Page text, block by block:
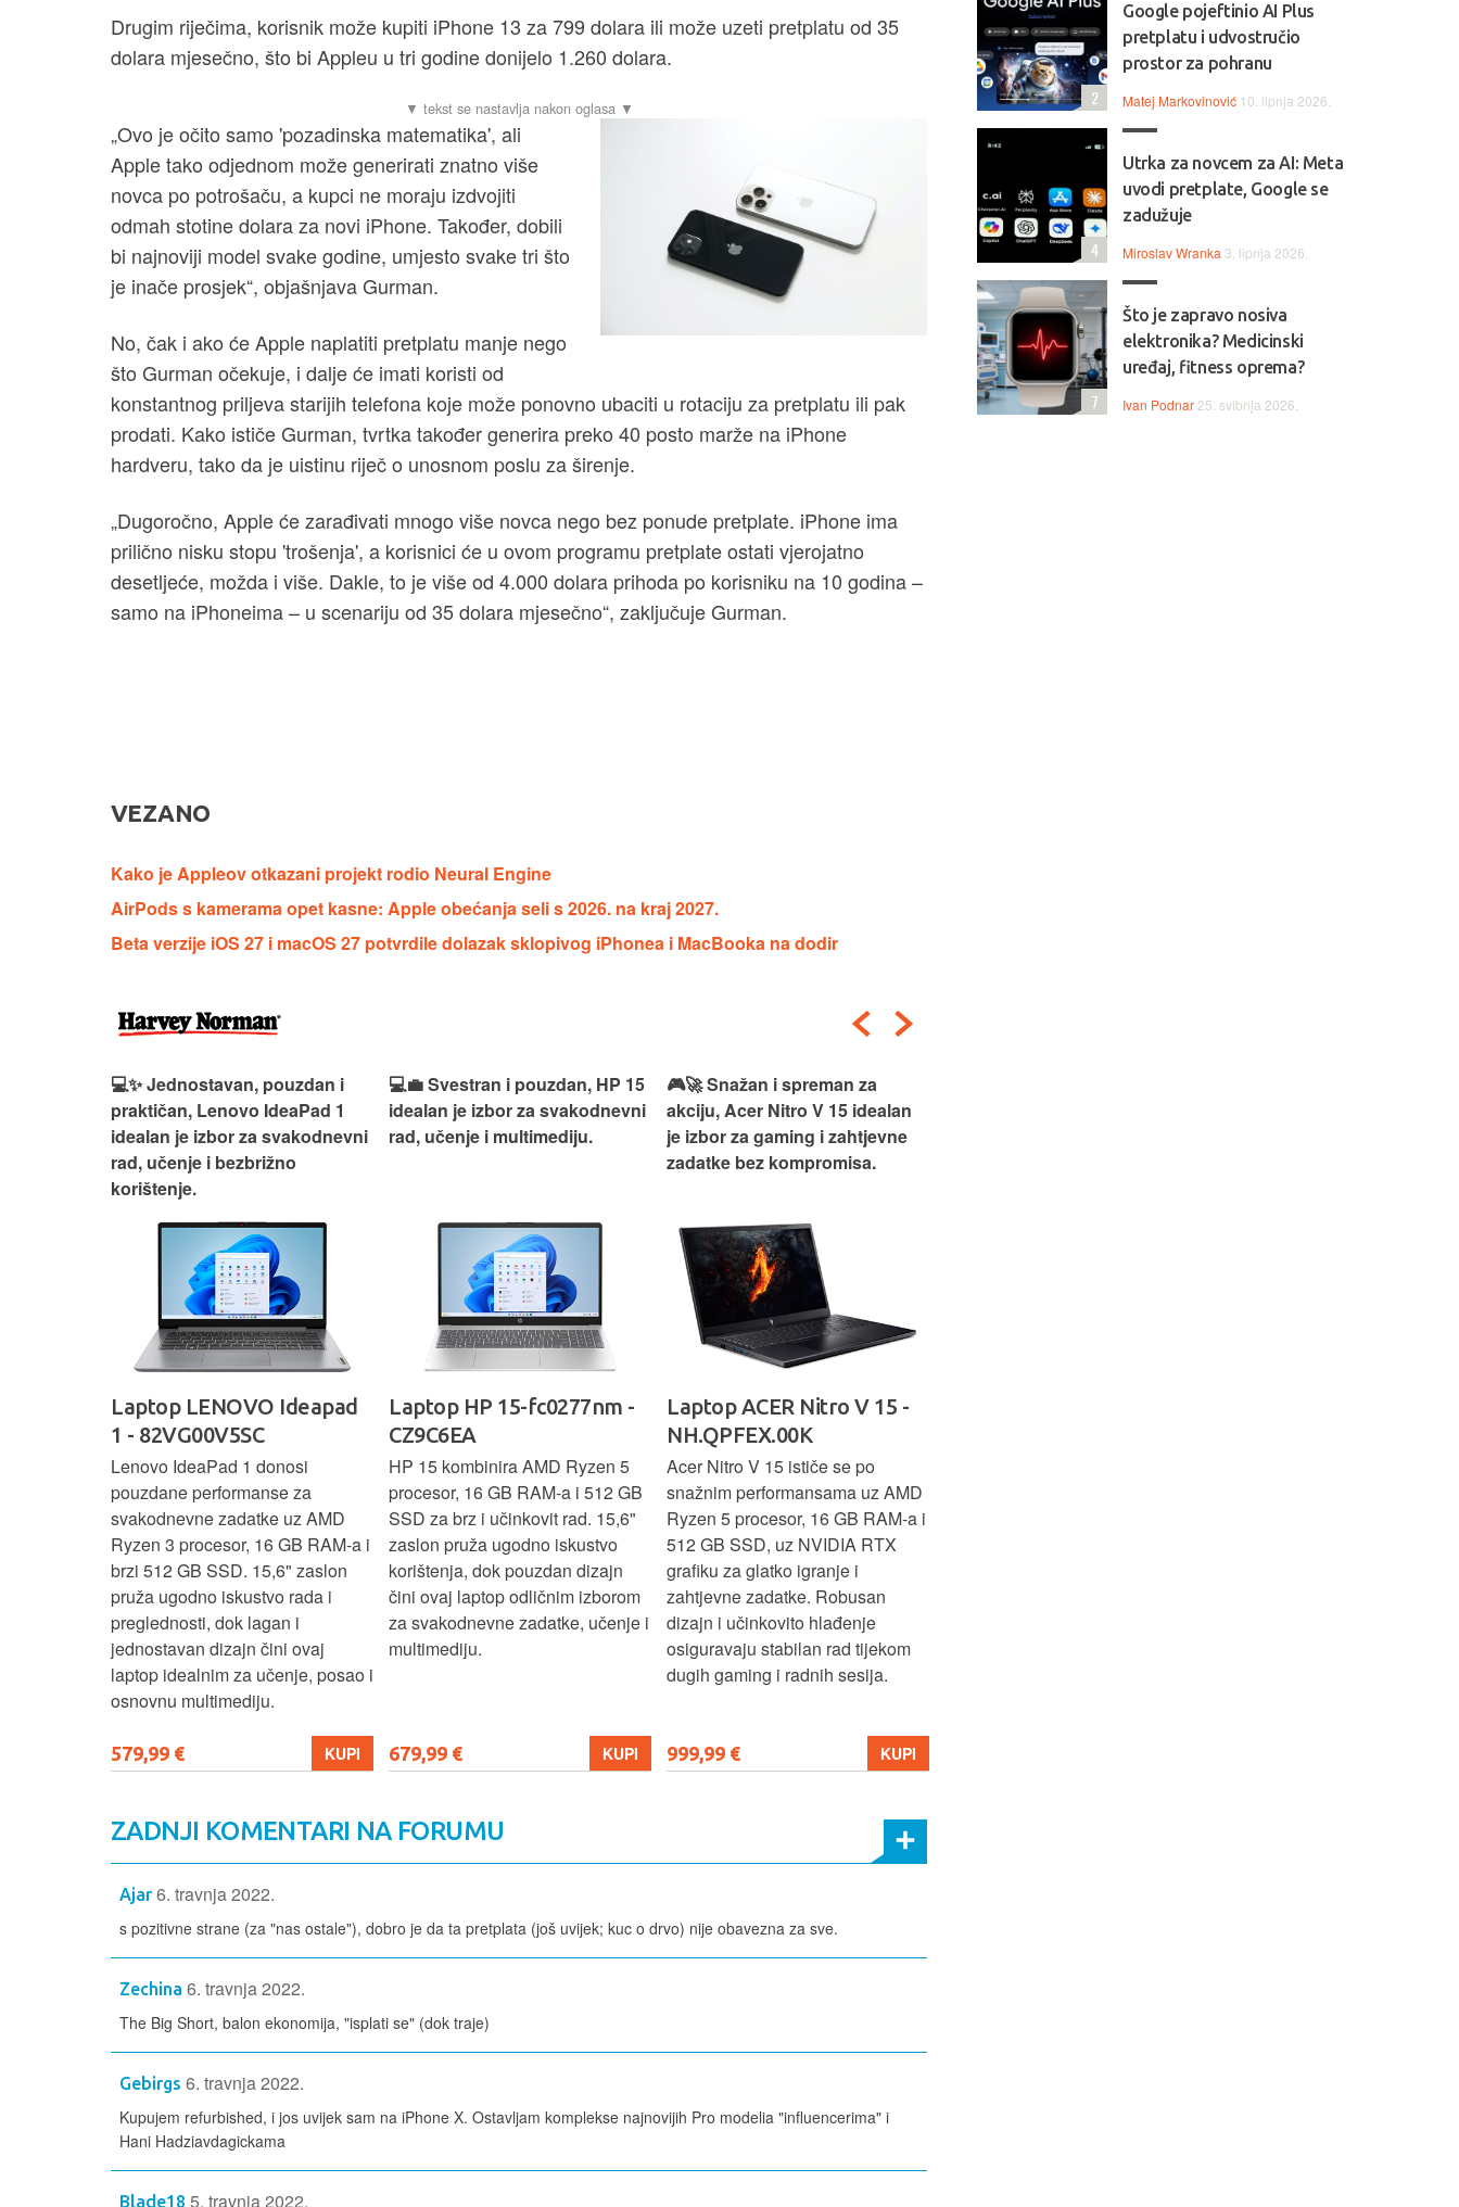
Drugim riječima, korisnik može kupiti iPhone 13 za 799 dolara ili može uzeti pretplatu od 35
dolara mjesečno, što bi Appleu u tri godine donijelo 1.260 dolara.
„Ovo je očito samo 'pozadinska matematika', ali
Apple tako odjednom može generirati znatno više
novca po potrošaču, a kupci ne moraju izdvojiti
odmah stotine dolara za novi iPhone. Također, dobili
bi najnoviji model svake godine, umjesto svake tri što
je inače prosjek“, objašnjava Gurman.
No, čak i ako će Apple naplatiti pretplatu manje nego
što Gurman očekuje, i dalje će imati koristi od
konstantnog priljeva starijih telefona koje može ponovno ubaciti u rotaciju za pretplatu ili pak
prodati. Kako ističe Gurman, tvrtka također generira preko 40 posto marže na iPhone
hardveru, tako da je uistinu riječ o unosnom poslu za širenje.
„Dugoročno, Apple će zarađivati mnogo više novca nego bez ponude pretplate. iPhone ima
prilično nisku stopu 'trošenja', a korisnici će u ovom programu pretplate ostati vjerojatno
desetljeće, možda i više. Dakle, to je više od 4.000 dolara prihoda po korisniku na 10 godina –
samo na iPhoneima – u scenariju od 35 dolara mjesečno“, zaključuje Gurman.
VEZANO
Kako je Appleov otkazani projekt rodio Neural Engine
AirPods s kamerama opet kasne: Apple obećanja seli s 2026. na kraj 2027.
Beta verzije iOS 27 i macOS 27 potvrdile dolazak sklopivog iPhonea i MacBooka na dodir
💻✨ Jednostavan, pouzdan i
praktičan, Lenovo IdeaPad 1
idealan je izbor za svakodnevni
rad, učenje i bezbrižno
korištenje.
Laptop LENOVO Ideapad
1 - 82VG00V5SC
Lenovo IdeaPad 1 donosi
pouzdane performanse za
svakodnevne zadatke uz AMD
Ryzen 3 procesor, 16 GB RAM-a i
brzi 512 GB SSD. 15,6" zaslon
pruža ugodno iskustvo rada i
preglednosti, dok lagan i
jednostavan dizajn čini ovaj
laptop idealnim za učenje, posao i
osnovnu multimediju.
579,99 € KUPI
💻💼 Svestran i pouzdan, HP 15
idealan je izbor za svakodnevni
rad, učenje i multimediju.
Laptop HP 15-fc0277nm -
CZ9C6EA
HP 15 kombinira AMD Ryzen 5
procesor, 16 GB RAM-a i 512 GB
SSD za brz i učinkovit rad. 15,6"
zaslon pruža ugodno iskustvo
korištenja, dok pouzdan dizajn
čini ovaj laptop odličnim izborom
za svakodnevne zadatke, učenje i
multimediju.
679,99 € KUPI
🎮🚀 Snažan i spreman za
akciju, Acer Nitro V 15 idealan
je izbor za gaming i zahtjevne
zadatke bez kompromisa.
Laptop ACER Nitro V 15 -
NH.QPFEX.00K
Acer Nitro V 15 ističe se po
snažnim performansama uz AMD
Ryzen 5 procesor, 16 GB RAM-a i
512 GB SSD, uz NVIDIA RTX
grafiku za glatko igranje i
zahtjevne zadatke. Robusan
dizajn i učinkovito hlađenje
osiguravaju stabilan rad tijekom
dugih gaming i radnih sesija.
999,99 € KUPI
ZADNJI KOMENTARI NA FORUMU
Ajar 6. travnja 2022.
s pozitivne strane (za "nas ostale"), dobro je da ta pretplata (još uvijek; kuc o drvo) nije obavezna za sve.
Zechina 6. travnja 2022.
The Big Short, balon ekonomija, "isplati se" (dok traje)
Gebirgs 6. travnja 2022.
Kupujem refurbished, i jos uvijek sam na iPhone X. Ostavljam komplekse najnovijih Pro modelia "influencerima" i
Hani Hadziavdagickama
Blade18 5. travnja 2022.
Google pojeftinio AI Plus
pretplatu i udvostručio
prostor za pohranu
Matej Markovinović 10. lipnja 2026.
2
Utrka za novcem za AI: Meta
uvodi pretplate, Google se
zadužuje
Miroslav Wranka 3. lipnja 2026.
4
Što je zapravo nosiva
elektronika? Medicinski
uređaj, fitness oprema?
Ivan Podnar 25. svibnja 2026.
7